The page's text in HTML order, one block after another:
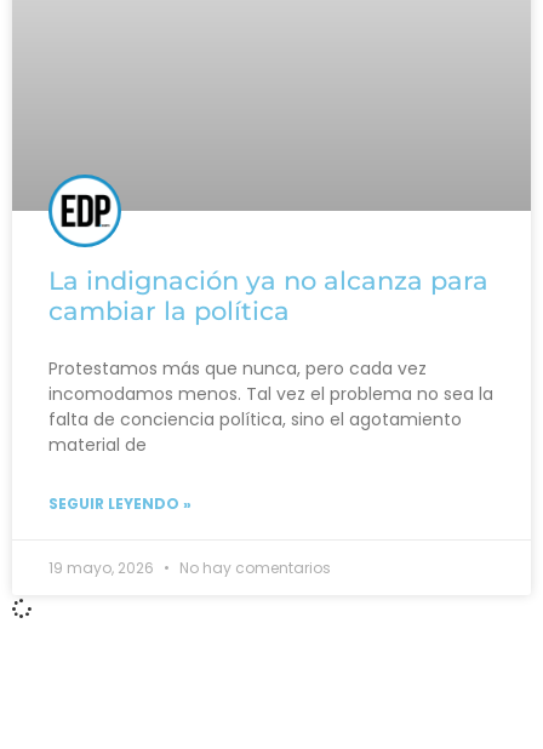
La indignación ya no alcanza para
cambiar la política
Protestamos más que nunca, pero cada vez
incomodamos menos. Tal vez el problema no sea la
falta de conciencia política, sino el agotamiento
material de
SEGUIR LEYENDO »
19 mayo, 2026 No hay comentarios